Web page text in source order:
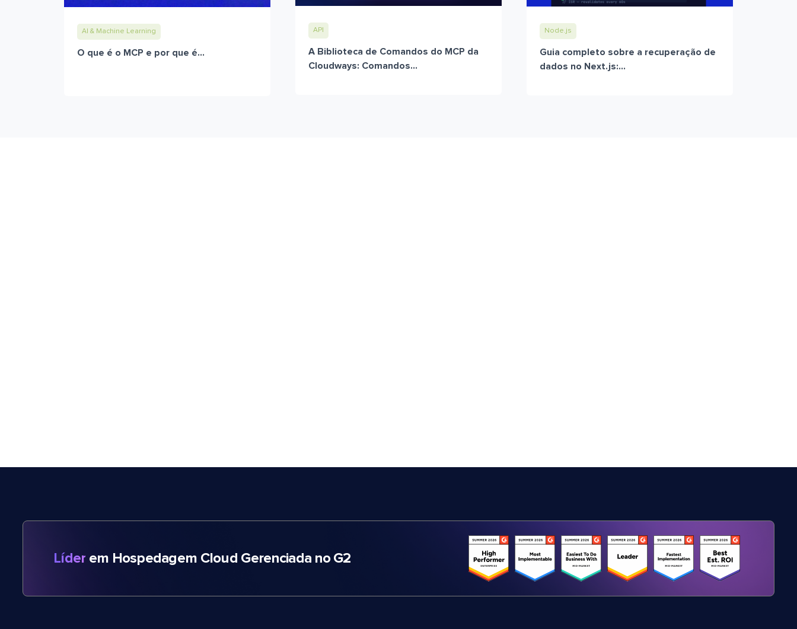
AI & Machine Learning
O que é o MCP e por que é...
API
A Biblioteca de Comandos do MCP da
Cloudways: Comandos...
Node.js
Guia completo sobre a recuperação de
dados no Next.js:...
Líder em Hospedagem Cloud Gerenciada no G2